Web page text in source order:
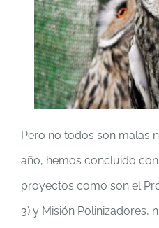
Pero no todos son malas
año, hemos concluido
proyectos como son el
3) y Misión Polinizadores,